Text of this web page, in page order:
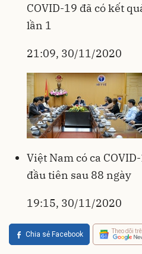
COVID-19 đã có kết
lần 1
21:09, 30/11/2020
Việt Nam có ca
đầu tiên sau 88 ngày
19:15, 30/11/2020
Chia sẻ Facebook Theo dõi